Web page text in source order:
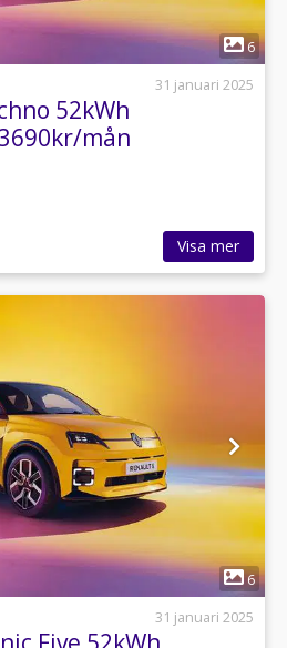
6
31 januari 2025
52kWh
mån
Visa mer
6
31 januari 2025